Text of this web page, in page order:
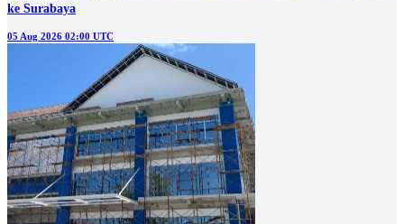
ke Surabaya
05 Aug 2026 02:00 UTC